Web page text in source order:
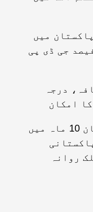
میں
کرپشن سے معیشت کو 6.5 فیصد جی ڈی پی
درجہ
سخت ویزا جانچ کے درمیان 10 ماہ میں
پاکستانی
روانہ